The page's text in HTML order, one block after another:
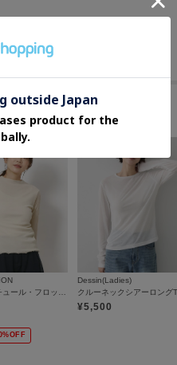
ているアイテム
【洗える・チュール・フロッキー】プルオーバージャージ
Dessin(Ladies)
¥5,500